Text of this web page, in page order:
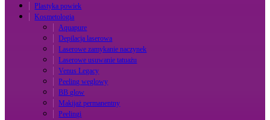
Plastyka powiek
Kosmetologia
Aquapure
Depilacja laserowa
Laserowe zamykanie naczynek
Laserowe usuwanie tatuażu
Venus Legacy
Peeling węglowy
BB glow
Makijaż permanentny
Peelingi